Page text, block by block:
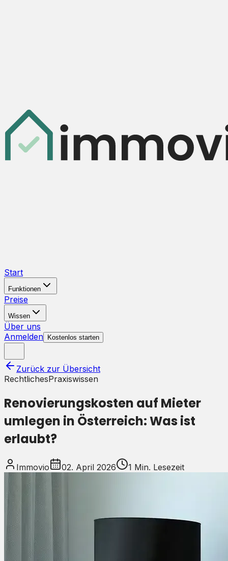
Start
Funktionen
Preise
Wissen
Über uns
Anmelden
Kostenlos starten
Zurück zur Übersicht
RechtlichesPraxiswissen
Renovierungskosten auf Mieter
umlegen in Österreich: Was ist
erlaubt?
Immovio 02. April 2026 1 Min. Lesezeit